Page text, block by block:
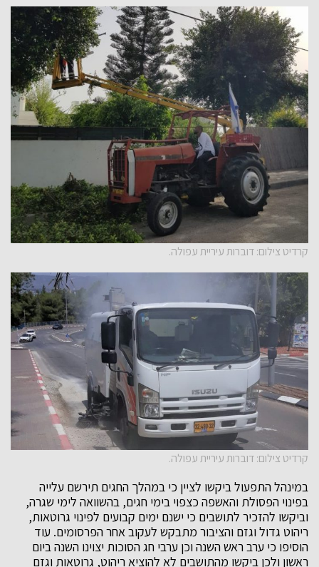
קרדיט צילום: דוברות עיריית עפולה.
קרדיט צילום: דוברות עיריית עפולה.
במינהל התפעול ביקשו לציין כי במהלך החגים תירשם עלייה
בפינוי הפסולת והאשפה כצפוי בימי חגים, בהשוואה לימי שגרה,
וביקשו להזכיר לתושבים כי ישנם ימים קבועים לפינוי גרוטאות,
ריהוט גדול וגזם והציבור מתבקש לעקוב אחר הפרסומים. עוד
הוסיפו כי ערב ראש השנה וכן ערבי חג הסוכות יצוינו השנה ביום
ראשון ולכן ביקשו מהתושבים לא להוציא ריהוט, גרוטאות וגזם